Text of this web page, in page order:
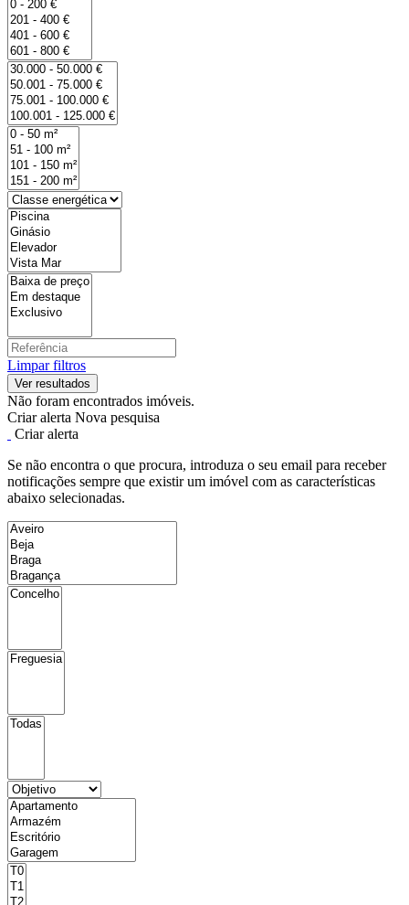
Limpar filtros
Não foram encontrados imóveis.
Criar alerta Nova pesquisa
Criar alerta
Se não encontra o que procura, introduza o seu email para receber
notificações sempre que existir um imóvel com as características
abaixo selecionadas.